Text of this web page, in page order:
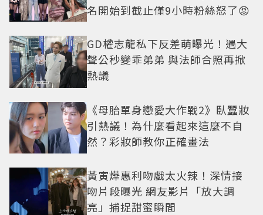
名開始到截止僅9小時粉絲怒了😡
GD權志龍私下反差萌曝光！遇大
聲公秒變乖弟弟 與法師合照再掀
熱議
《母胎單身戀愛大作戰2》臥蠶妝
引熱議！為什麼看起來這麼不自
然？彩妝師教你正確畫法
黃寅燁惠利吻戲太火辣！深情接
吻片段曝光 網友影片「放大調
亮」捕捉甜蜜瞬間